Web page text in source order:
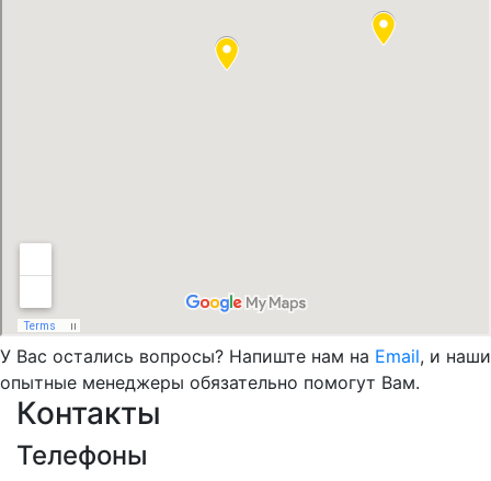
У Вас остались вопросы? Напиште нам на Email, и наши
опытные менеджеры обязательно помогут Вам.
Контакты
Телефоны